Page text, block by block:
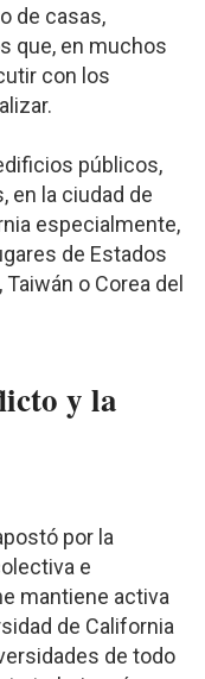
de casas,
que, en muchos
con los
públicos,
en la ciudad de
especialmente,
de Estados
o Corea del
y la
por la
e
mantiene activa
de California
de todo